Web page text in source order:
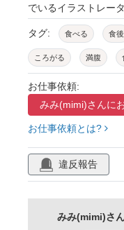
でいるイラストレー
タグ: 食べる 食後
ころがる 満腹
カップ麺
休憩 ぐうたら
癒し まったり
仰向け ゴロゴロ
くつろぐ だらける
脱力 日常 ほん
キャラクター 手描き
お仕事依頼:
みみ(mimi)さんに
お仕事依頼とは?
違反報告
みみ(mimi)さ